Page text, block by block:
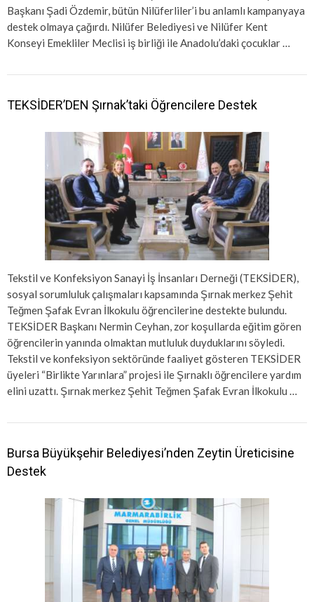
Başkanı Şadi Özdemir, bütün Nilüferliler’i bu anlamlı kampanyaya
destek olmaya çağırdı. Nilüfer Belediyesi ve Nilüfer Kent
Konseyi Emekliler Meclisi iş birliği ile Anadolu’daki çocuklar …
TEKSİDER’DEN Şırnak’taki Öğrencilere Destek
Tekstil ve Konfeksiyon Sanayi İş İnsanları Derneği (TEKSİDER),
sosyal sorumluluk çalışmaları kapsamında Şırnak merkez Şehit
Teğmen Şafak Evran İlkokulu öğrencilerine destekte bulundu.
TEKSİDER Başkanı Nermin Ceyhan, zor koşullarda eğitim gören
öğrencilerin yanında olmaktan mutluluk duyduklarını söyledi.
Tekstil ve konfeksiyon sektöründe faaliyet gösteren TEKSİDER
üyeleri “Birlikte Yarınlara” projesi ile Şırnaklı öğrencilere yardım
elini uzattı. Şırnak merkez Şehit Teğmen Şafak Evran İlkokulu …
Bursa Büyükşehir Belediyesi’nden Zeytin Üreticisine
Destek